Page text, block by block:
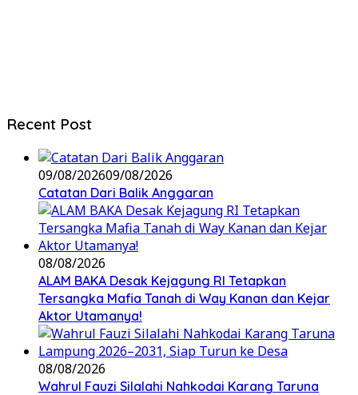
Recent Post
09/08/202609/08/2026
Catatan Dari Balik Anggaran
08/08/2026
ALAM BAKA Desak Kejagung RI Tetapkan
Tersangka Mafia Tanah di Way Kanan dan Kejar
Aktor Utamanya!
08/08/2026
Wahrul Fauzi Silalahi Nahkodai Karang Taruna